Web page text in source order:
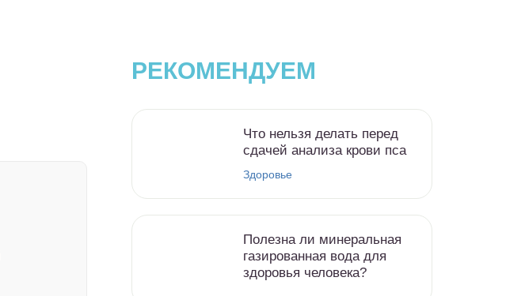
РЕКОМЕНДУЕМ
Что нельзя делать перед
сдачей анализа крови пса
Здоровье
Полезна ли минеральная
газированная вода для
здоровья человека?